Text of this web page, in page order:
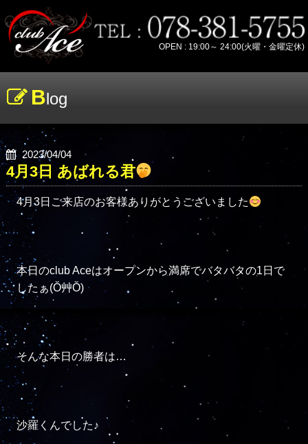
OPEN : 19:00～ 24:00(火曜・金曜定休)
Blog
2023/04/04
4月3日 あばれる君
4月3日ご来店のお客様ありがとうございました
本日のclub Aceはオープンから満席でバタバタの1日で
したぁ(Ŏ艸Ŏ)
そんな本日の勝者は…
沙羅くんでした♪